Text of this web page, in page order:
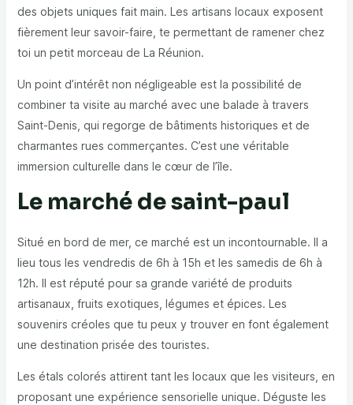
des objets uniques fait main. Les artisans locaux exposent
fièrement leur savoir-faire , te permettant de ramener chez
toi un petit morceau de La Réunion.
Un point d’intérêt non négligeable est la possibilité de
combiner ta visite au marché avec une balade à travers
Saint-Denis, qui regorge de bâtiments historiques et de
charmantes rues commerçantes. C’est une véritable
immersion culturelle dans le cœur de l’île.
Le marché de saint-paul
Situé en bord de mer, ce marché est un incontournable. Il a
lieu tous les vendredis de 6h à 15h et les samedis de 6h à
12h. Il est réputé pour sa grande variété de produits
artisanaux, fruits exotiques, légumes et épices. Les
souvenirs créoles que tu peux y trouver en font également
une destination prisée des touristes.
Les étals colorés attirent tant les locaux que les visiteurs, en
proposant une expérience sensorielle unique. Déguste les